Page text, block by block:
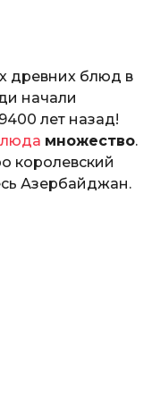
древних блюд в
начали
лет назад!
множество.
королевский
Азербайджан.